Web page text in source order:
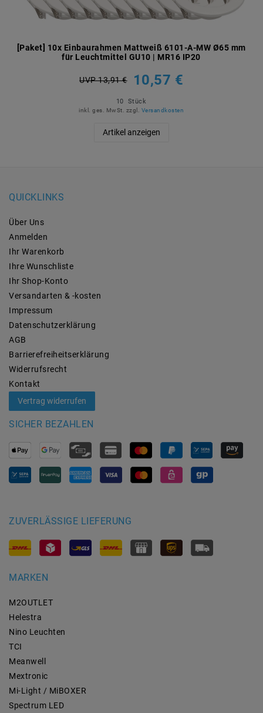
[Paket] 10x Einbaurahmen Mattweiß 6101-A-MW Ø65 mm
für Leuchtmittel GU10 | MR16 IP20
UVP 13,91 € 10,57 €
10 Stück
inkl. ges. MwSt. zzgl. Versandkosten
Artikel anzeigen
QUICKLINKS
Über Uns
Anmelden
Ihr Warenkorb
Ihre Wunschliste
Ihr Shop-Konto
Versandarten & -kosten
Impressum
Daten­schutz­erklärung
AGB
Barrierefreiheitserklärung
Widerrufs­recht
Kontakt
Vertrag widerrufen
SICHER BEZAHLEN
ZUVERLÄSSIGE LIEFERUNG
MARKEN
M2OUTLET
Helestra
Nino Leuchten
TCI
Meanwell
Mextronic
Mi-Light / MiBOXER
Spectrum LED